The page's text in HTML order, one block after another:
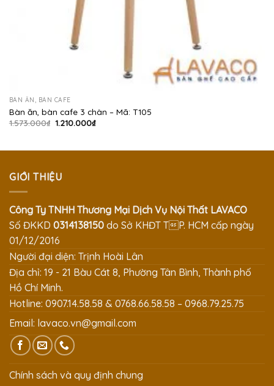
BÀN ĂN, BÀN CAFE
Bàn ăn, bàn cafe 3 chân – Mã: T105
1.573.000₫ Giá
1.210.000₫Giá
1.210.000₫.
GIỚI THIỆU
Công Ty TNHH Thương Mại Dịch Vụ Nội Thất LAVACO
Số ĐKKD 0314138150 do Sở KHĐT TP. HCM cấp ngày
01/12/2016
Người đại diện: Trịnh Hoài Lân
Địa chỉ: 19 - 21 Bàu Cát 8, Phường Tân Bình, Thành phố
Hồ Chí Minh.
Hotline: 0907.14.58.58 & 0768.66.58.58 – 0968.79.25.75
Email: lavaco.vn@gmail.com
Chính sách và quy định chung